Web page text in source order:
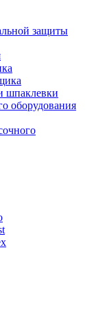
защиты
шпаклевки
оборудования